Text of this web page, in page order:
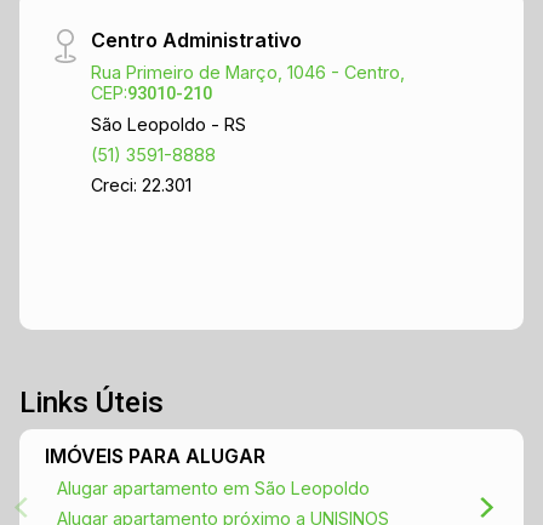
Centro Administrativo
Rua Primeiro de Março, 1046 - Centro,
CEP:93010-210
São Leopoldo - RS
(51) 3591-8888
Creci: 22.301
Links Úteis
IMÓVEIS PARA ALUGAR
Alugar apartamento em São Leopoldo
Alugar apartamento próximo a UNISINOS